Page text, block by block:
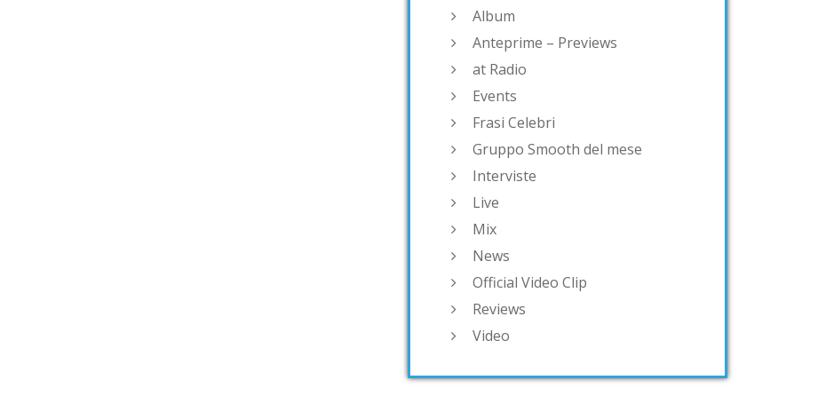
Album
Anteprime – Previews
at Radio
Events
Frasi Celebri
Gruppo Smooth del mese
Interviste
Live
Mix
News
Official Video Clip
Reviews
Video